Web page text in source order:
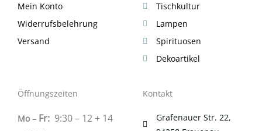
Mein Konto
Widerrufsbelehrung
Versand
Tischkultur
Lampen
Spirituosen
Dekoartikel
Öffnungszeiten
Mo – Fr: 9:30 – 12 + 14
Kontakt
Grafenauer Str. 22,